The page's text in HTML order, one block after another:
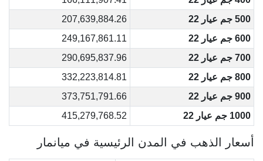
500 جم عيار 22
207,639,884.26
600 جم عيار 22
249,167,861.11
700 جم عيار 22
290,695,837.96
800 جم عيار 22
332,223,814.81
900 جم عيار 22
373,751,791.66
1000 جم عيار 22
415,279,768.52
أسعار الذهب في المدن الرئيسية في ميانمار